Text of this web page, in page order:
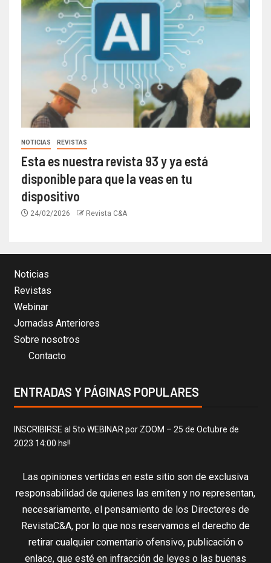
NOTICIAS REVISTAS
Esta es nuestra revista 93 y ya está
disponible para que la veas en tu
dispositivo
24/02/2026 Revista C&A
Noticias
Revistas
Webinar
Jornadas Anteriores
Sobre nosotros
Contacto
ENTRADAS Y PÁGINAS POPULARES
INSCRIBIRSE al 5to WEBINAR por ZOOM – 25 de Octubre de
2023 14:00 hs!!
Las opiniones vertidas en este sitio son de exclusiva
responsabilidad de quienes las emiten y no representan,
necesariamente, el pensamiento de los Directores de
RevistaC&A, por lo que nos reservamos el derecho de
retirar cualquier comentario ofensivo, publicación o
enlace, que esté en infracción de leyes o las buenas